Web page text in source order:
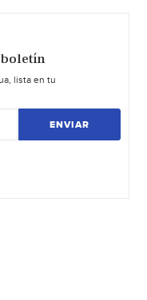
boletín
lista en tu
ENVIAR